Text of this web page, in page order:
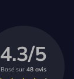
4.3/5
Basé sur 48 avis